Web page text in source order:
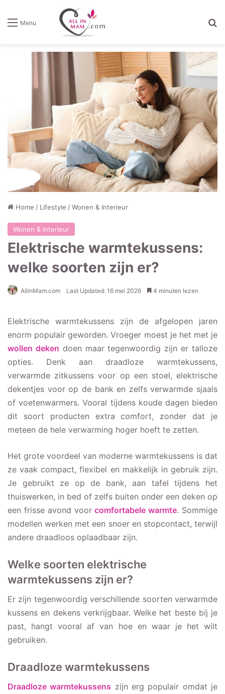
Menu
Home / Lifestyle /Wonen & Interieur
Wonen & Interieur
Elektrische warmtekussens:
welke soorten zijn er?
AllinMam.com Last Updated: 16 mei 2026 4 minuten lezen
Elektrische warmtekussens zijn de afgelopen jaren
enorm populair geworden. Vroeger moest je het met je
wollen deken doen maar tegenwoordig zijn er talloze
opties. Denk aan draadloze warmtekussens,
verwarmde zitkussens voor op een stoel, elektrische
dekentjes voor op de bank en zelfs verwarmde sjaals
of voetenwarmers. Vooral tijdens koude dagen bieden
dit soort producten extra comfort, zonder dat je
meteen de hele verwarming hoger hoeft te zetten.
Het grote voordeel van moderne warmtekussens is dat
ze vaak compact, flexibel en makkelijk in gebruik zijn.
Je gebruikt ze op de bank, aan tafel tijdens het
thuiswerken, in bed of zelfs buiten onder een deken op
een frisse avond voorcomfortabele warmte. Sommige
modellen werken met een snoer en stopcontact, terwijl
andere draadloos oplaadbaar zijn.
Welke soorten elektrische
warmtekussens zijn er?
Er zijn tegenwoordig verschillende soorten verwarmde
kussens en dekens verkrijgbaar. Welke het beste bij je
past, hangt vooral af van hoe en waar je het wilt
gebruiken.
Draadloze warmtekussens
Draadloze warmtekussens zijn erg populair omdat je